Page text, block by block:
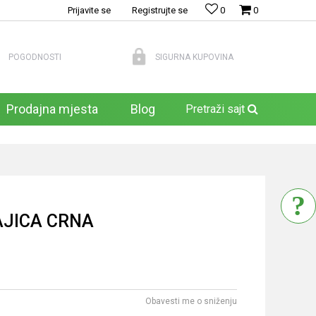
0
0
Prijavite se Registrujte se
POGODNOSTI SIGURNA KUPOVINA
Prodajna mjesta Blog Pretraži sajt
CRNA
Obavesti me o sniženju